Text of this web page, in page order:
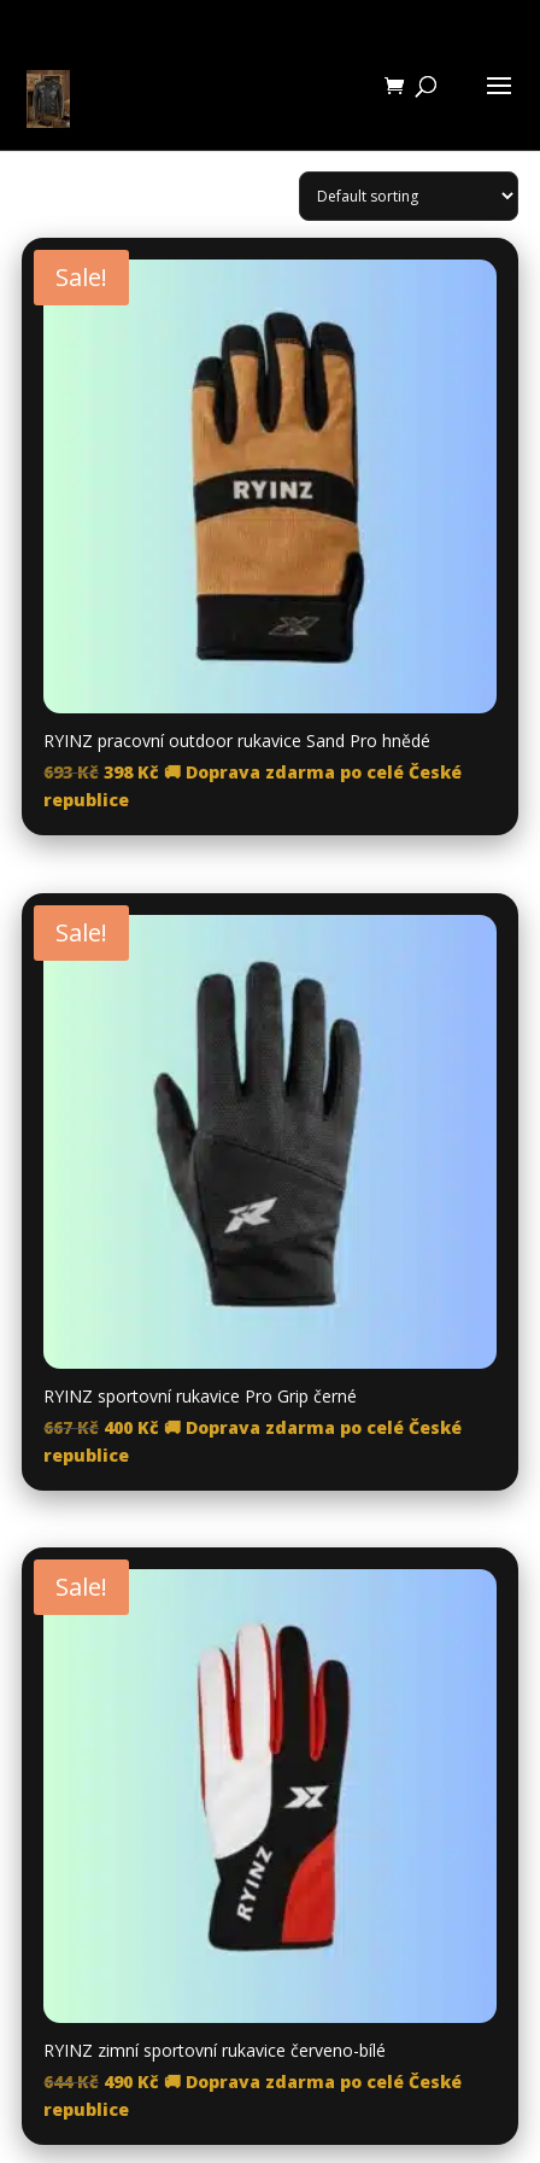
Sale!
RYINZ pracovní outdoor rukavice Sand Pro hnědé
693Kč Original
price
693 Kč.
398 KčCurrent
398 Kč.
🚚 Doprava zdarma po celé České
republice
Sale!
RYINZ sportovní rukavice Pro Grip černé
667Kč Original
price
667 Kč.
400 KčCurrent
400 Kč.
🚚 Doprava zdarma po celé České
republice
Sale!
RYINZ zimní sportovní rukavice červeno-bílé
644Kč Original
price
490 KčCurrent
🚚 Doprava zdarma po celé České
republice